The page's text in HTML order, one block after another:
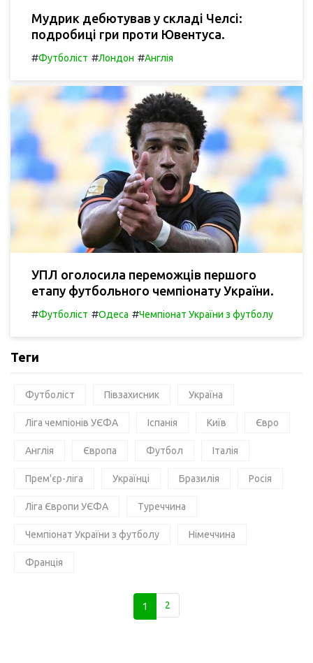
Мудрик дебютував у складі Челсі:
подробиці гри проти Ювентуса.
#Футболіст #Лондон #Англія
УПЛ оголосила переможців першого
етапу футбольного чемпіонату України.
#Футболіст #Одеса #Чемпіонат України з футболу
Теги
Футболіст Півзахисник Україна
Ліга чемпіонів УЄФА Іспанія Київ Євро
Англія Європа Футбол Італія
Прем'єр-ліга Українці Бразилія Росія
Ліга Європи УЄФА Туреччина
Чемпіонат України з футболу Німеччина
Франція
1 2